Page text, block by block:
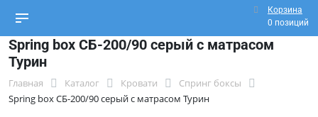
Корзина
0 позиций
Spring box СБ-200/90 серый с матрасом
Турин
Главная Каталог Кровати
Спринг боксы
Spring box СБ-200/90 серый с матрасом Турин